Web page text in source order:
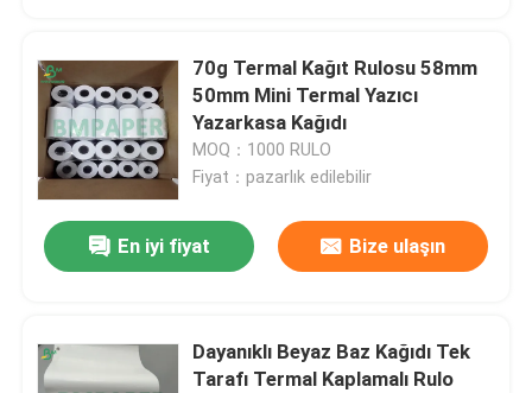
70g Termal Kağıt Rulosu 58mm
50mm Mini Termal Yazıcı
Yazarkasa Kağıdı
MOQ：1000 RULO
Fiyat：pazarlık edilebilir
En iyi fiyat Bize ulaşın
Dayanıklı Beyaz Baz Kağıdı Tek
Tarafı Termal Kaplamalı Rulo